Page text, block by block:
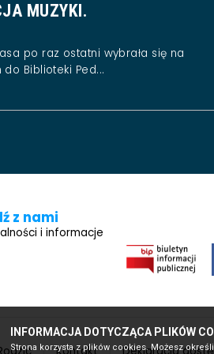
INFORMACJA DOTYCZĄCA PLIKÓW
Strona korzysta z plików cookies. Możesz
MUZYKI.
po raz ostatni wybrała się na
Biblioteki Ped...
z nami
i informacje